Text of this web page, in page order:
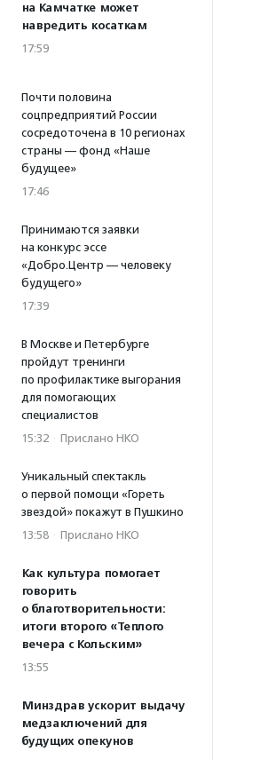
на Камчатке может
навредить косаткам
17:59
Почти половина
соцпредприятий России
сосредоточена в 10 регионах
страны — фонд «Наше
будущее»
17:46
Принимаются заявки
на конкурс эссе
«Добро.Центр — человеку
будущего»
17:39
В Москве и Петербурге
пройдут тренинги
по профилактике выгорания
для помогающих
специалистов
15:32 · Прислано НКО
Уникальный спектакль
о первой помощи «Гореть
звездой» покажут в Пушкино
13:58 · Прислано НКО
Как культура помогает
говорить
о благотворительности:
итоги второго «Теплого
вечера с Кольским»
13:55
Минздрав ускорит выдачу
медзаключений для
будущих опекунов